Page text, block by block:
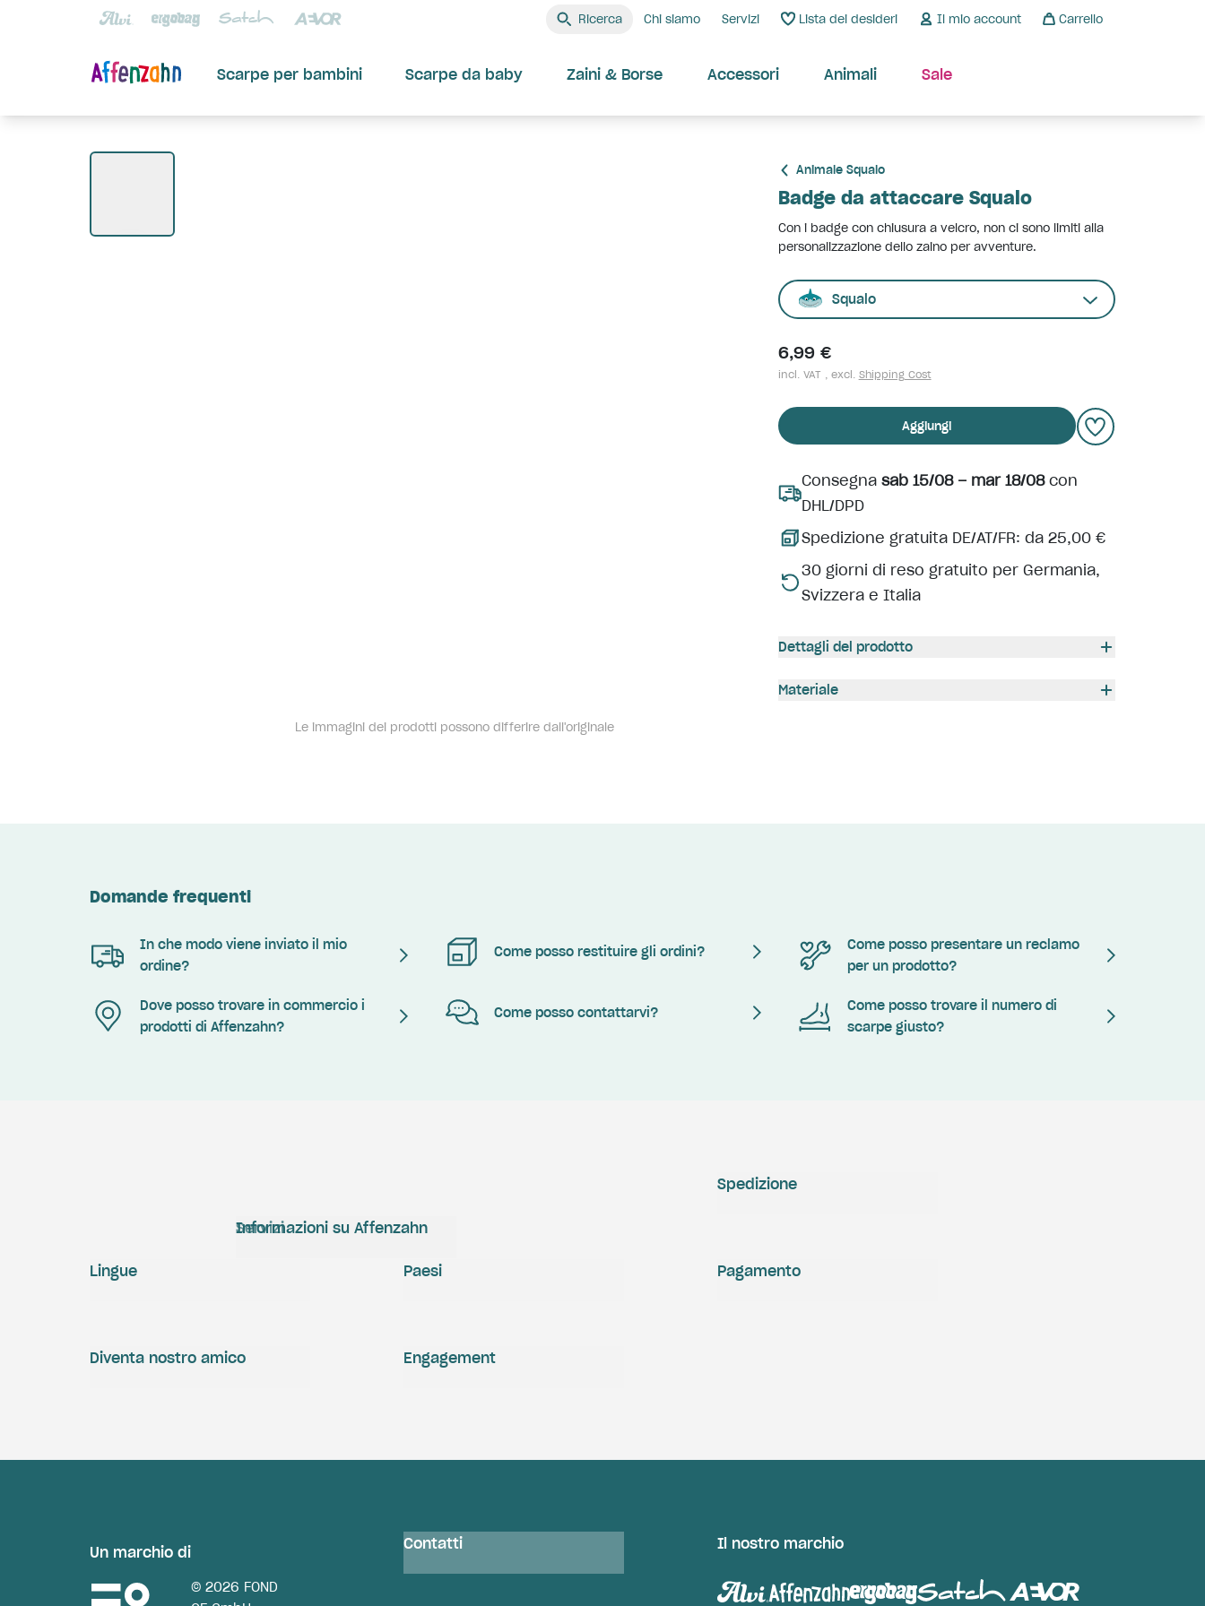
Ricerca Chi siamo Servizi Lista dei desideri Il mio account Carrello
Scarpe per bambini Scarpe da baby Zaini & Borse Accessori Animali Sale
Le immagini dei prodotti possono differire dall'originale
Animale Squalo
Badge da attaccare Squalo
Con i badge con chiusura a velcro, non ci sono limiti alla
personalizzazione dello zaino per avventure.
Squalo
6,99 €
incl. VAT , excl. Shipping Cost
Aggiungi
Consegna sab 15/08 – mar 18/08con
DHL/DPD
Spedizione gratuita DE/AT/FR: da 25,00 €
30 giorni di reso gratuito per Germania,
Svizzera e Italia
Dettagli del prodotto
Materiale
Domande frequenti
In che modo viene inviato il mio
ordine?
Come posso restituire gli ordini?
Come posso presentare un reclamo
per un prodotto?
Dove posso trovare in commercio i
prodotti di Affenzahn?
Come posso contattarvi?
Come posso trovare il numero di
scarpe giusto?
Servizi
Informazioni su Affenzahn
Spedizione
Pagamento
Engagement
Diventa nostro amico
Lingue Paesi
Un marchio di
© 2026 FOND
Contatti Il nostro marchio